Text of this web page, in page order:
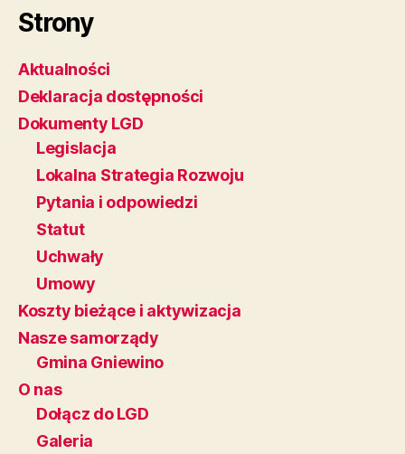
Strony
Aktualności
Deklaracja dostępności
Dokumenty LGD
Legislacja
Lokalna Strategia Rozwoju
Pytania i odpowiedzi
Statut
Uchwały
Umowy
Koszty bieżące i aktywizacja
Nasze samorządy
Gmina Gniewino
O nas
Dołącz do LGD
Galeria